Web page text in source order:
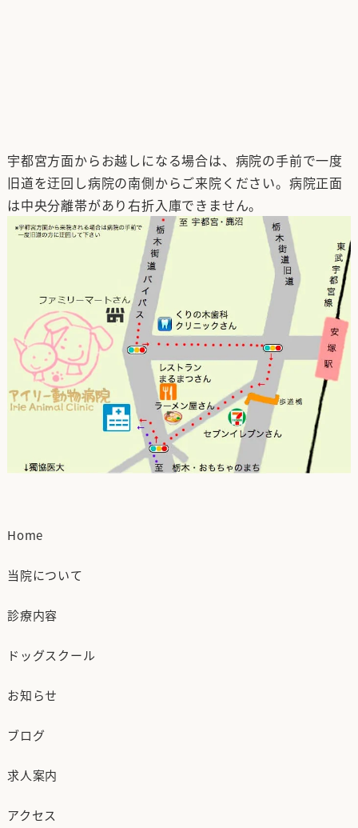
宇都宮方面からお越しになる場合は、病院の手前で一度
旧道を迂回し病院の南側からご来院ください。病院正面
は中央分離帯があり右折入庫できません。
Home
当院について
診療内容
ドッグスクール
お知らせ
ブログ
求人案内
アクセス